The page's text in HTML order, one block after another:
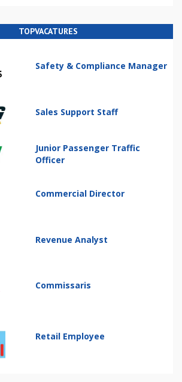
TOPVACATURES
Safety & Compliance Manager
Sales Support Staff
Junior Passenger Traffic
Officer
Commercial Director
Revenue Analyst
Commissaris
Retail Employee